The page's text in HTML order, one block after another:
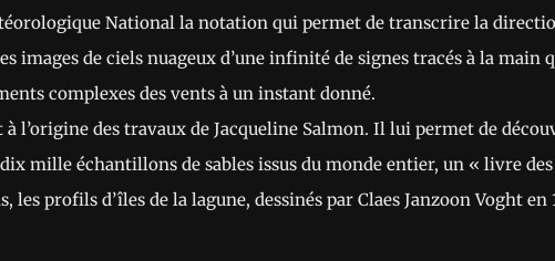
National la notation qui permet de transcrire la
images de ciels nuageux d’une infinité de signes tracés à la main
complexes des vents à un instant donné.
à l’origine des travaux de Jacqueline Salmon. Il lui permet de
mille échantillons de sables issus du monde entier, un « livre des
les profils d’îles de la lagune, dessinés par Claes Janzoon Voght en